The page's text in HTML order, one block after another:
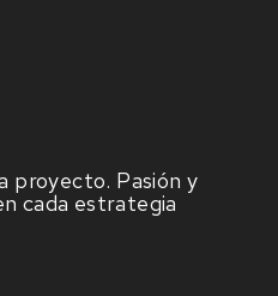
proyecto. Pasión y
cada estrategia